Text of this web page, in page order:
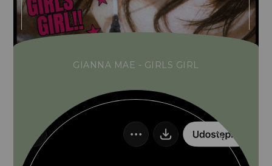
GIANNA MAE - GIRLS GIRL